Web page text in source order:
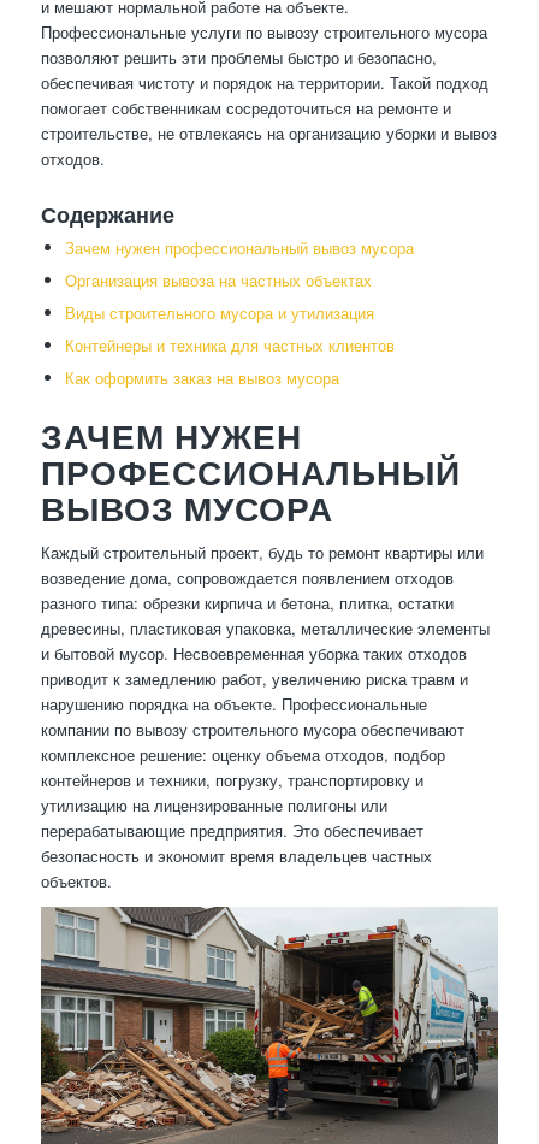
и мешают нормальной работе на объекте.
Профессиональные услуги по вывозу строительного мусора
позволяют решить эти проблемы быстро и безопасно,
обеспечивая чистоту и порядок на территории. Такой подход
помогает собственникам сосредоточиться на ремонте и
строительстве, не отвлекаясь на организацию уборки и вывоз
отходов.
Содержание
Зачем нужен профессиональный вывоз мусора
Организация вывоза на частных объектах
Виды строительного мусора и утилизация
Контейнеры и техника для частных клиентов
Как оформить заказ на вывоз мусора
ЗАЧЕМ НУЖЕН
ПРОФЕССИОНАЛЬНЫЙ
ВЫВОЗ МУСОРА
Каждый строительный проект, будь то ремонт квартиры или
возведение дома, сопровождается появлением отходов
разного типа: обрезки кирпича и бетона, плитка, остатки
древесины, пластиковая упаковка, металлические элементы
и бытовой мусор. Несвоевременная уборка таких отходов
приводит к замедлению работ, увеличению риска травм и
нарушению порядка на объекте. Профессиональные
компании по вывозу строительного мусора обеспечивают
комплексное решение: оценку объема отходов, подбор
контейнеров и техники, погрузку, транспортировку и
утилизацию на лицензированные полигоны или
перерабатывающие предприятия. Это обеспечивает
безопасность и экономит время владельцев частных
объектов.